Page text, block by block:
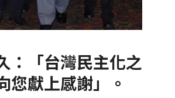
：「台灣民主化之
您獻上感謝」。